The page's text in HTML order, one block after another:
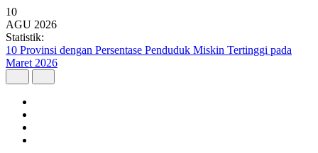
10
AGU 2026
Statistik:
7 dari 10 Anak Muda RI Khawatir terhadap Perubahan Iklim